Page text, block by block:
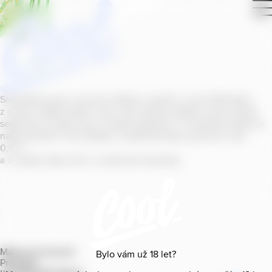
Bylo vám už 18 let?
Smícháním piva s ovocnou šťávou vytvořil v roce
z našich sládků
segmentu na bázi piva v České republice. V současné době se
naše portfolio Cool skládá z nealkoholických příchutí s alk.
0
a z nealko řady Cool+ s funkčními benefity.
Mapa provozoven
Produkty